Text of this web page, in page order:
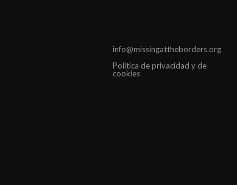
info@missingattheborders.org
Política de privacidad y de
cookies